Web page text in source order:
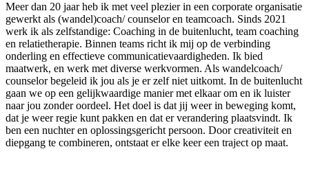
Meer dan 20 jaar heb ik met veel plezier in een corporate organisatie
gewerkt als (wandel)coach/ counselor en teamcoach. Sinds 2021
werk ik als zelfstandige: Coaching in de buitenlucht, team coaching
en relatietherapie. Binnen teams richt ik mij op de verbinding
onderling en effectieve communicatievaardigheden. Ik bied
maatwerk, en werk met diverse werkvormen. Als wandelcoach/
counselor begeleid ik jou als je er zelf niet uitkomt. In de buitenlucht
gaan we op een gelijkwaardige manier met elkaar om en ik luister
naar jou zonder oordeel. Het doel is dat jij weer in beweging komt,
dat je weer regie kunt pakken en dat er verandering plaatsvindt. Ik
ben een nuchter en oplossingsgericht persoon. Door creativiteit en
diepgang te combineren, ontstaat er elke keer een traject op maat.